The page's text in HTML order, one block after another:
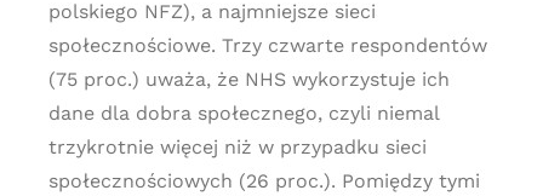
polskiego NFZ), a najmniejsze sieci
społecznościowe. Trzy czwarte respondentów
(75 proc.) uważa, że NHS wykorzystuje ich
dane dla dobra społecznego, czyli niemal
trzykrotnie więcej niż w przypadku sieci
społecznościowych (26 proc.). Pomiędzy tymi